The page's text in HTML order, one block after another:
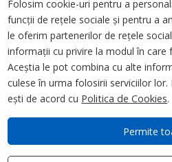
Releu
Zelio Rxm, 3 C/O,
A, cu Led
Folosim cookie-uri pentru a
funcții de rețele sociale și pentru a
le oferim partenerilor de rețele
informații cu privire la modul în care
Aceștia le pot combina cu alte
culese în urma folosirii serviciilor lor.
ești de acord cu Politica de Cookies.
Permite